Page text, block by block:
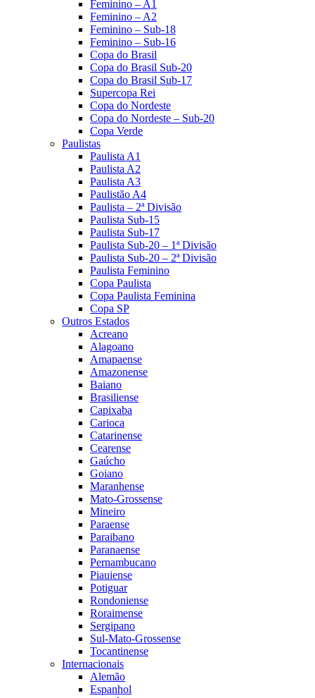
Feminino – A1
Feminino – A2
Feminino – Sub-18
Feminino – Sub-16
Copa do Brasil
Copa do Brasil Sub-20
Copa do Brasil Sub-17
Supercopa Rei
Copa do Nordeste
Copa do Nordeste – Sub-20
Copa Verde
Paulistas
Paulista A1
Paulista A2
Paulista A3
Paulistão A4
Paulista – 2ª Divisão
Paulista Sub-15
Paulista Sub-17
Paulista Sub-20 – 1ª Divisão
Paulista Sub-20 – 2ª Divisão
Paulista Feminino
Copa Paulista
Copa Paulista Feminina
Copa SP
Outros Estados
Acreano
Alagoano
Amapaense
Amazonense
Baiano
Brasiliense
Capixaba
Carioca
Catarinense
Cearense
Gaúcho
Goiano
Maranhense
Mato-Grossense
Mineiro
Paraense
Paraibano
Paranaense
Pernambucano
Piauiense
Potiguar
Rondoniense
Roraimense
Sergipano
Sul-Mato-Grossense
Tocantinense
Internacionais
Alemão
Espanhol